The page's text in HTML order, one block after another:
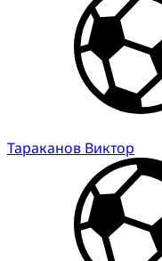
Тараканов Виктор